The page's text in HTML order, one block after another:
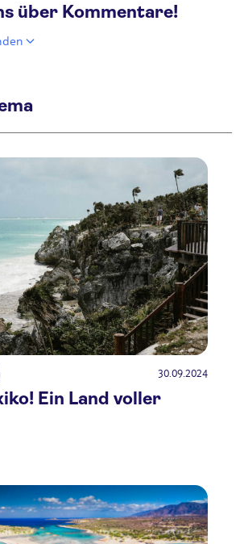
über Kommentare!
30.09.2024
Ein Land voller